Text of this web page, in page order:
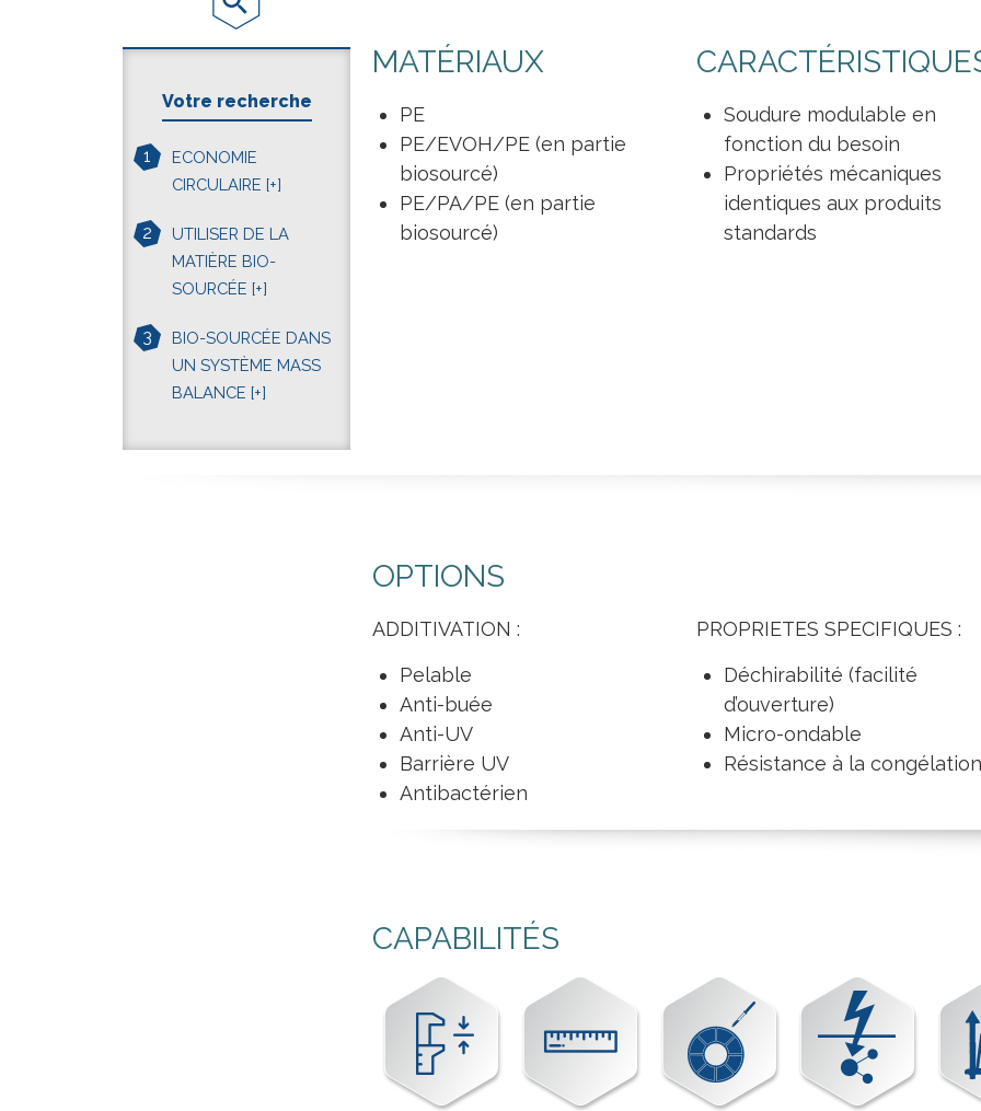
Votre recherche
1
ECONOMIE
CIRCULAIRE [+]
2
UTILISER DE LA
MATIÈRE BIO-
SOURCÉE [+]
3
BIO-SOURCÉE DANS
UN SYSTÈME MASS
BALANCE [+]
MATÉRIAUX
PE
PE/EVOH/PE (en partie
biosourcé)
PE/PA/PE (en partie
biosourcé)
Soudure modulable en
fonction du besoin
Propriétés mécaniques
identiques aux produits
standards
OPTIONS
ADDITIVATION :
Pelable
Anti-buée
Anti-UV
Barrière UV
Antibactérien
PROPRIETES SPECIFIQUES :
Déchirabilité (facilité
d’ouverture)
Micro-ondable
Résistance à la
CAPABILITÉS